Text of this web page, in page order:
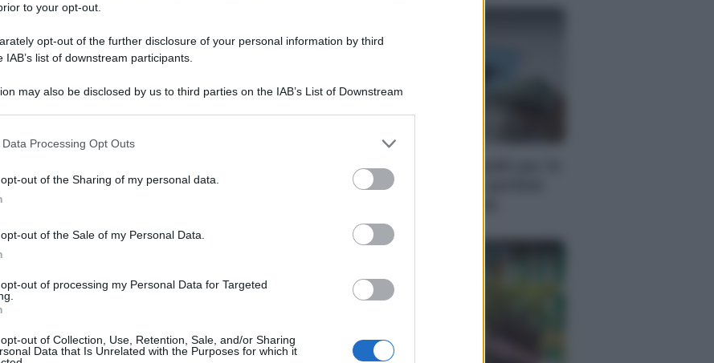
to your opt-out.
opt-out of the further disclosure of your personal information by third
IAB’s list of downstream participants.
may also be disclosed by us to third parties on the IAB’s List of Downstream
but not limited to your visit or usage behaviour. You may click to grant or
to Google and its third-party tags to use your data for below specified purposes
consent section.
Data Processing Opt Outs
out of the Sharing of my personal data.
out of the Sale of my Personal Data.
out of processing my Personal Data for Targeted
out of Collection, Use, Retention, Sale, and/or Sharing
Data that Is Unrelated with the Purposes for which it
Come risparmiare soldi per le
vacanze? 5 consigli perfetti